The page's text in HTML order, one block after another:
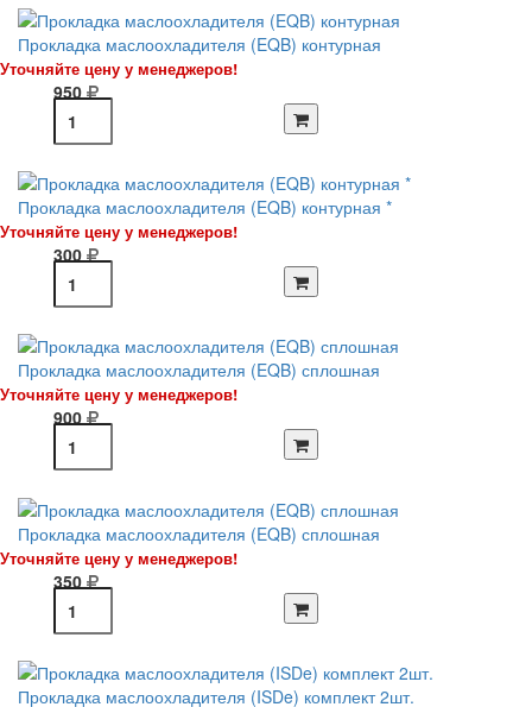
Прокладка маслоохладителя (EQB) контурная
Уточняйте цену у менеджеров!
950
Прокладка маслоохладителя (EQB) контурная *
Уточняйте цену у менеджеров!
300
Прокладка маслоохладителя (EQB) сплошная
Уточняйте цену у менеджеров!
900
Прокладка маслоохладителя (EQB) сплошная
Уточняйте цену у менеджеров!
350
Прокладка маслоохладителя (ISDe) комплект 2шт.